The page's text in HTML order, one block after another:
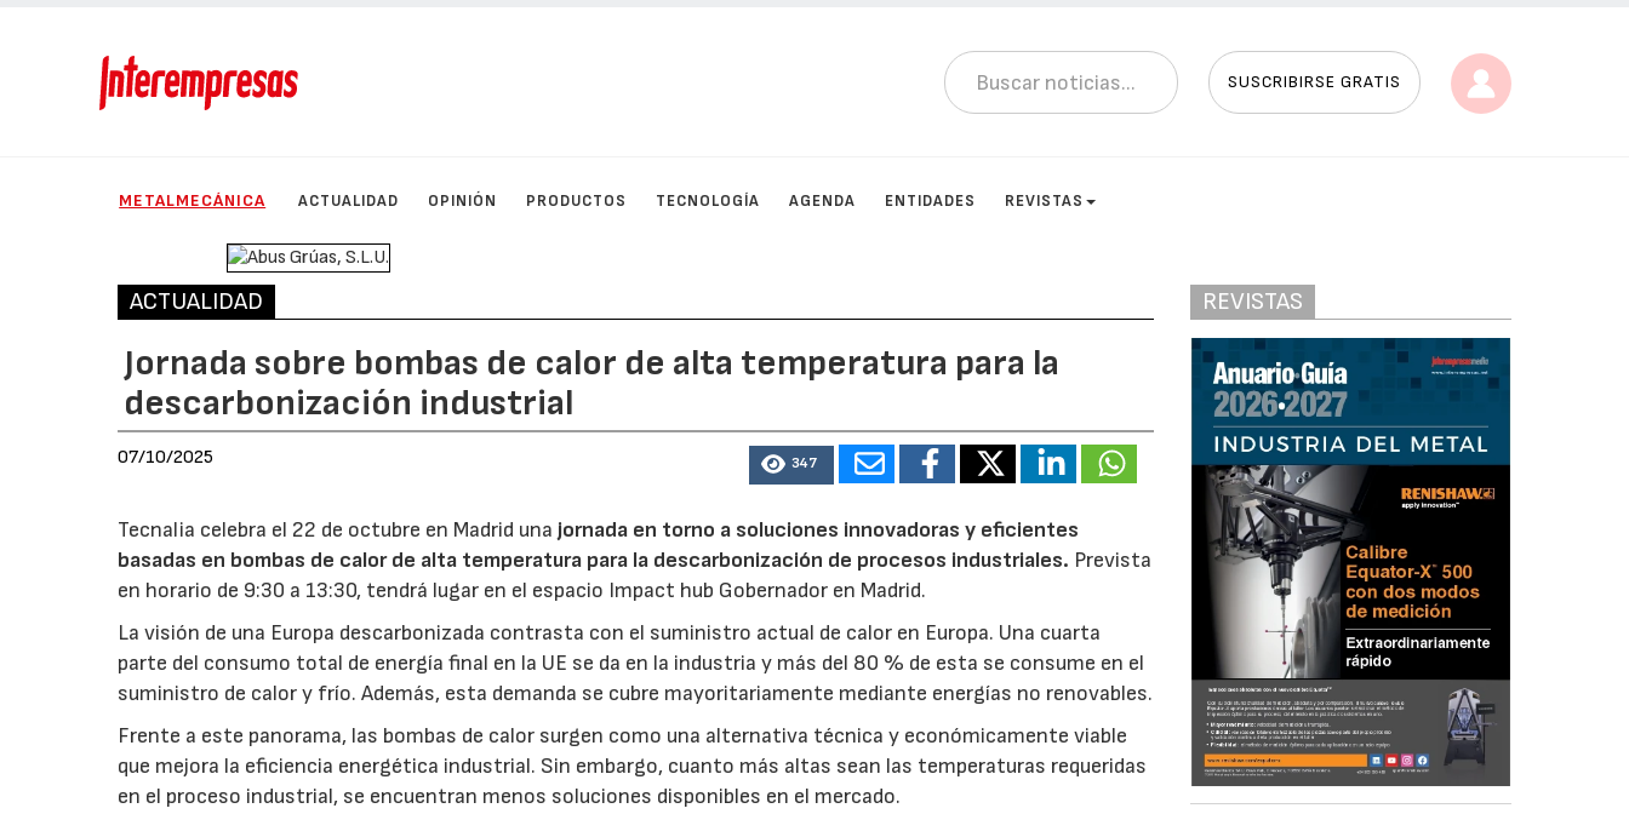
SUSCRIBIRSE GRATIS
METALMECÁNICA ACTUALIDAD OPINIÓN PRODUCTOS TECNOLOGÍA AGENDA ENTIDADES REVISTAS
ACTUALIDAD
Jornada sobre bombas de calor de alta temperatura para la
descarbonización industrial
07/10/2025 347
Tecnalia celebra el 22 de octubre en Madrid unajornada en torno a soluciones innovadoras y eficientes
basadas en bombas de calor de alta temperatura para la descarbonización de procesos industriales. Prevista
en horario de 9:30 a 13:30, tendrá lugar en el espacio Impact hub Gobernador en Madrid.
La visión de una Europa descarbonizada contrasta con el suministro actual de calor en Europa. Una cuarta
parte del consumo total de energía final en la UE se da en la industria y más del 80 % de esta se consume en el
suministro de calor y frío. Además, esta demanda se cubre mayoritariamente mediante energías no renovables.
Frente a este panorama, las bombas de calor surgen como una alternativa técnica y económicamente viable
que mejora la eficiencia energética industrial. Sin embargo, cuanto más altas sean las temperaturas requeridas
en el proceso industrial, se encuentran menos soluciones disponibles en el mercado.
REVISTAS